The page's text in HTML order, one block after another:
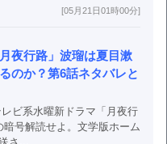
[05月21日01時00分]
夜行路」波瑠は夏目漱
のか？第6話ネタバレと
ビ系水曜新ドラマ「月夜行
暗号解読せよ。文学版ホーム